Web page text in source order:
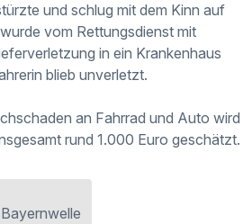
und schlug mit dem Kinn auf
vom Rettungsdienst mit
in ein Krankenhaus
blieb unverletzt.
an Fahrrad und Auto wird
rund 1.000 Euro geschätzt.